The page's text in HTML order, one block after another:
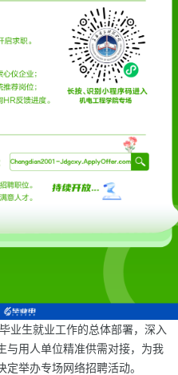
业生就业工作的总体部署，深入
与用人单位精准供需对接，为我
举办专场网络招聘活动。